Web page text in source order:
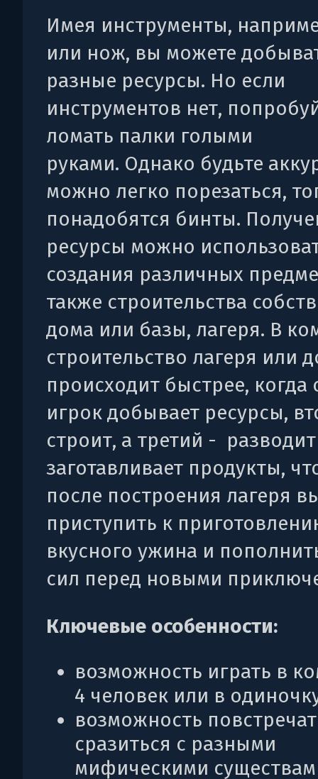
Имея инструменты,
или нож, вы можете
разные ресурсы. Но если
инструментов нет,
ломать палки голыми
руками. Однако будьте
можно легко порезаться,
понадобятся бинты.
ресурсы можно
создания различных
также строительства
дома или базы, лагеря. В
строительство лагеря или
происходит быстрее, когда
игрок добывает ресурсы,
строит, а третий -
заготавливает продукты,
после построения лагеря
приступить к
вкусного ужина и
сил перед новыми
Ключевые особенности:
возможность играть в
4 человек или в
возможность
сразиться с разными
мифическими